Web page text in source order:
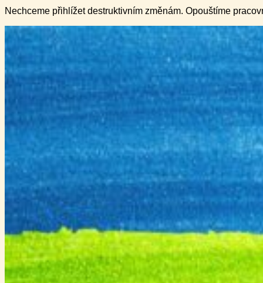
Nechceme přihlížet destruktivním změnám. Opouštíme